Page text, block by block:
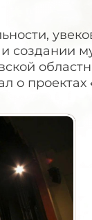
создании
о